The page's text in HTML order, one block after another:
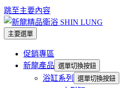
跳至主要內容
主要選單
促銷專區
新龍產品 選單切換按鈕
浴缸系列 選單切換按鈕